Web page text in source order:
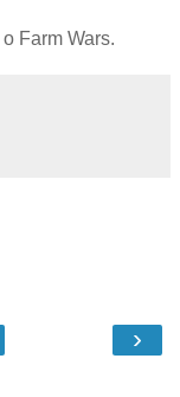
Farm Wars.
›